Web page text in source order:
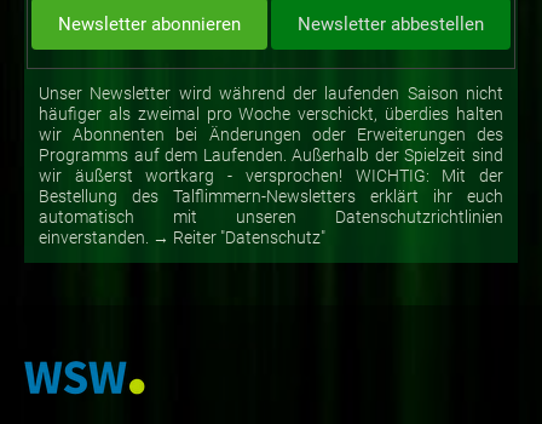
Unser Newsletter wird während der laufenden Saison nicht
häufiger als zweimal pro Woche verschickt, überdies halten
wir Abonnenten bei Änderungen oder Erweiterungen des
Programms auf dem Laufenden. Außerhalb der Spielzeit sind
wir äußerst wortkarg - versprochen! WICHTIG: Mit der
Bestellung des Talflimmern-Newsletters erklärt ihr euch
automatisch mit unseren Datenschutzrichtlinien
einverstanden. → Reiter "Datenschutz"